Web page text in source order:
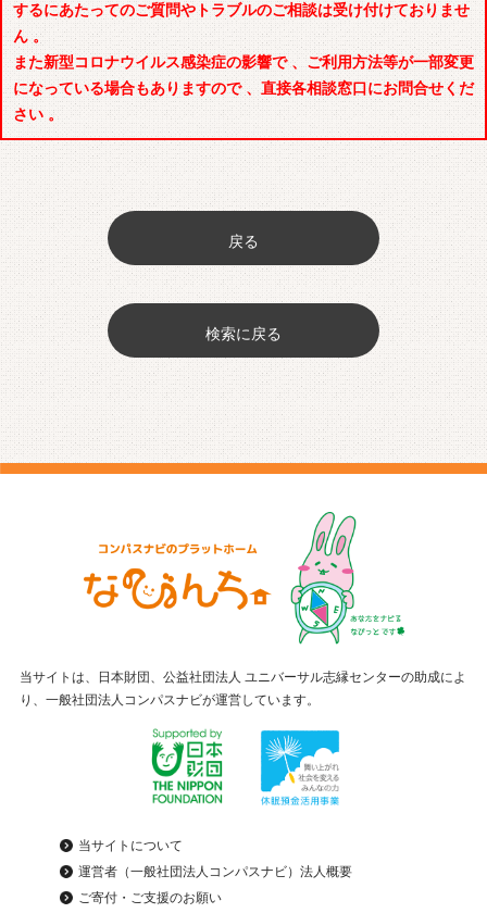
するにあたってのご質問やトラブルのご相談は受け付けておりませ
ん 。
また新型コロナウイルス感染症の影響で 、ご利用方法等が一部変更
になっている場合もありますので 、直接各相談窓口にお問合せくだ
さい 。
戻る
検索に戻る
当サイトは、日本財団、公益社団法人 ユニバーサル志縁センターの助成によ
り、一般社団法人コンパスナビが運営しています。
当サイトについて
運営者（一般社団法人コンパスナビ）法人概要
ご寄付・ご支援のお願い